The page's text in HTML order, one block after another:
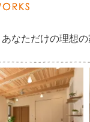
なただけの理想の